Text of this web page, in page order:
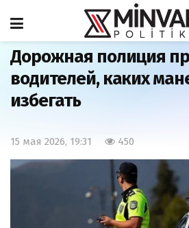
Главная Общество
Дорожная полиция
водителей, каких
избегать
15 мая 2026, 19:31 450